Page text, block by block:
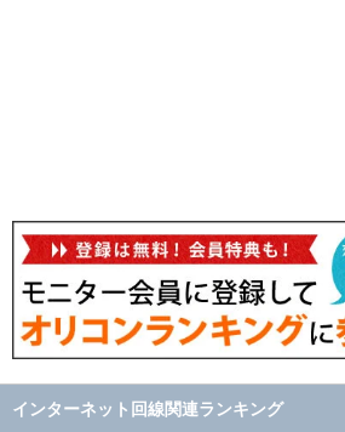
インターネット回線関連ランキング